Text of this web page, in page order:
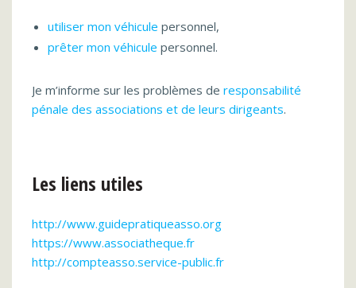
utiliser mon véhicule personnel,
prêter mon véhicule personnel.
Je m’informe sur les problèmes de responsabilité
pénale des associations et de leurs dirigeants.
Les liens utiles
http://www.guidepratiqueasso.org
https://www.associatheque.fr
http://compteasso.service-public.fr